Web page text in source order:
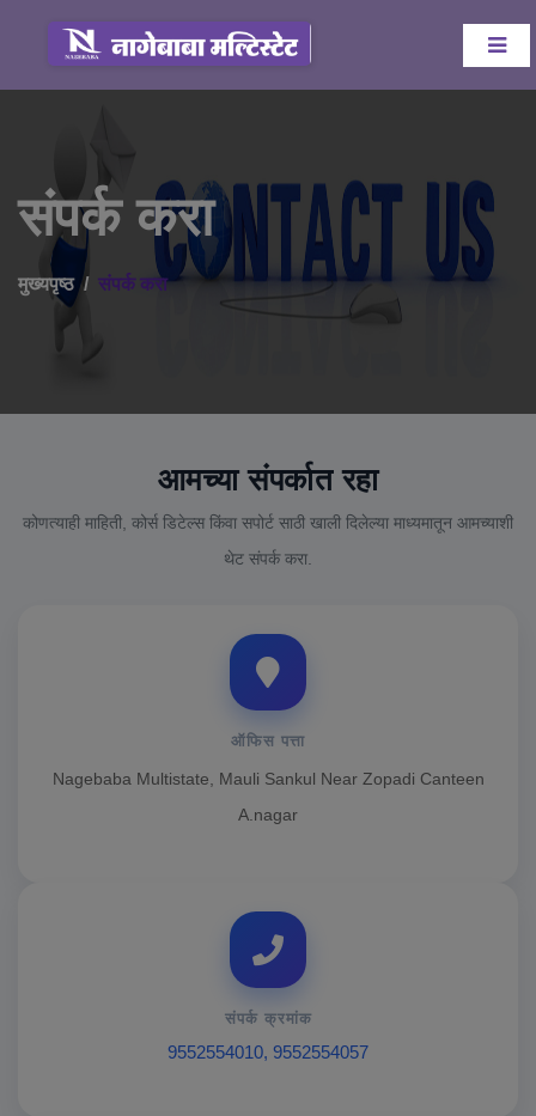
संपर्क करा
मुख्यपृष्ठ संपर्क करा
आमच्या संपर्कात रहा
कोणत्याही माहिती, कोर्स डिटेल्स किंवा सपोर्ट साठी खाली दिलेल्या माध्यमातून आमच्याशी
थेट संपर्क करा.
ऑफिस पत्ता
Nagebaba Multistate, Mauli Sankul Near Zopadi Canteen
A.nagar
संपर्क क्रमांक
9552554010, 9552554057